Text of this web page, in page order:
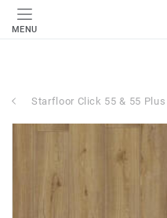
MENU
Starfloor Click 55 & 55 Plus